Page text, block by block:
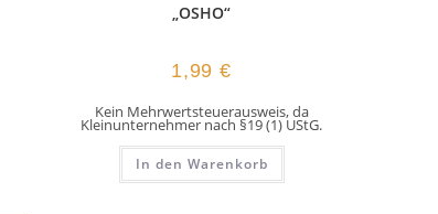
„OSHO“
1,99€
Kein Mehrwertsteuerausweis, da
Kleinunternehmer nach §19 (1) UStG.
In den Warenkorb